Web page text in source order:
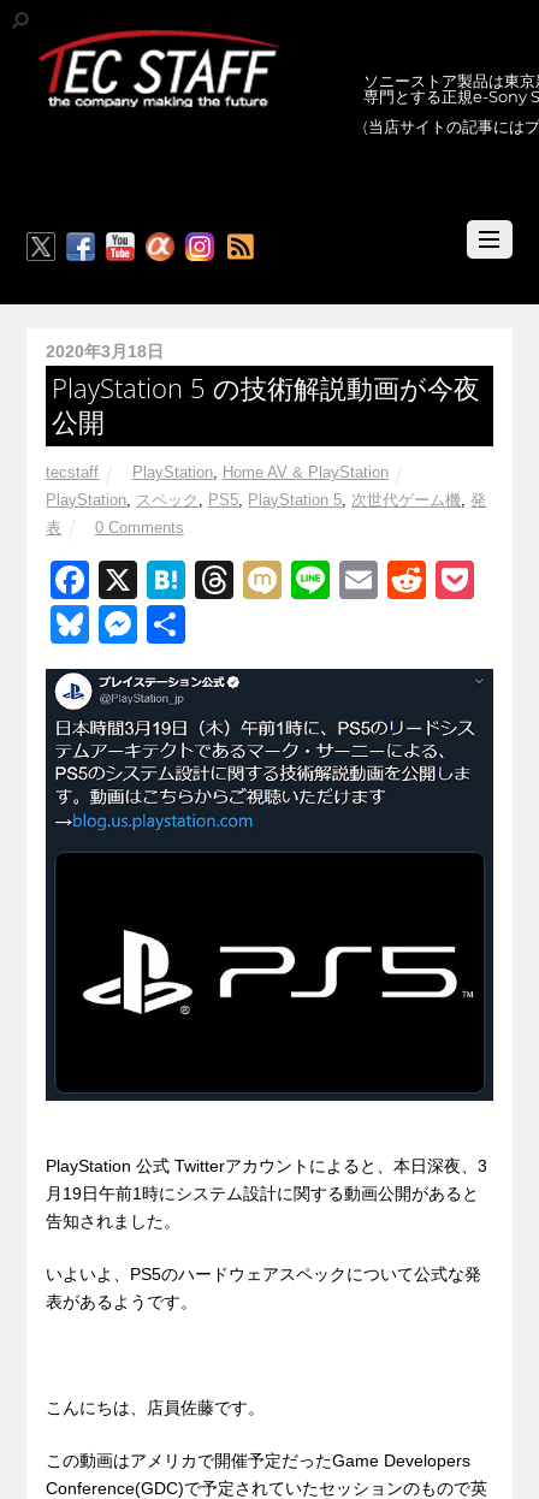
ソニーストア製品は東
専門とする正規e-Sony
(当店サイトの記事には
2020年3月18日
PlayStation 5 の技術解説動画が今夜
公開
tecstaff PlayStation, Home AV & PlayStation
PlayStation, スペック , PS5, PlayStation 5, 次世代ゲーム機,発
表
0 Comments
F
a
c
e
b
o
o
k
X
H
e
n
a
T
e
a
d
s
M
Li
e
E
ail
R
d
t
ck
et
Bl
u
e
sk
y
M
e
ss
e
n
g
er
有
PlayStation 公式 Twitterアカウントによると、本日深夜、3
月19日午前1時にシステム設計に関する動画公開があると
告知されました。
いよいよ、PS5のハードウェアスペックについて公式な発
表があるようです。
こんにちは、店員佐藤です。
この動画はアメリカで開催予定だったGame Developers
Conference(GDC)で予定されていたセッションのもので英